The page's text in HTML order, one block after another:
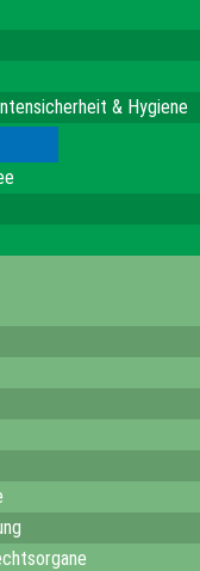
& Hygiene